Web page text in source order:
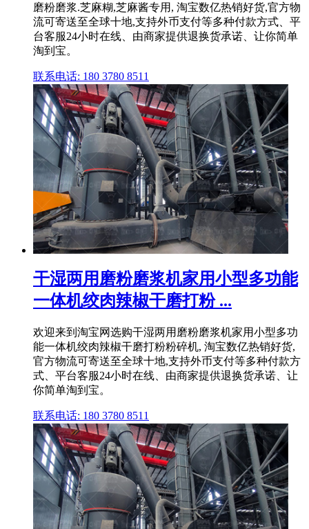
磨粉磨浆.芝麻糊,芝麻酱专用, 淘宝数亿热销好货,官方物
流可寄送至全球十地,支持外币支付等多种付款方式、平
台客服24小时在线、由商家提供退换货承诺、让你简单
淘到宝。
联系电话: 180 3780 8511
干湿两用磨粉磨浆机家用小型多功能
一体机绞肉辣椒干磨打粉 ...
欢迎来到淘宝网选购干湿两用磨粉磨浆机家用小型多功
能一体机绞肉辣椒干磨打粉粉碎机, 淘宝数亿热销好货,
官方物流可寄送至全球十地,支持外币支付等多种付款方
式、平台客服24小时在线、由商家提供退换货承诺、让
你简单淘到宝。
联系电话: 180 3780 8511